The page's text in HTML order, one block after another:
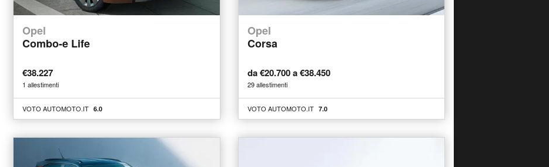
Opel
Combo-e Life
€38.227
1 allestimenti
VOTO AUTOMOTO.IT 6.0
Opel
Corsa
da €20.700 a €38.450
29 allestimenti
VOTO AUTOMOTO.IT 7.0